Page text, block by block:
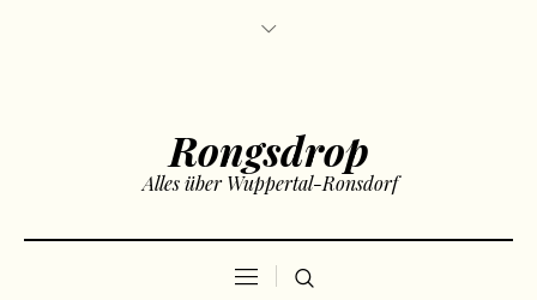
Rongsdrop
Alles über Wuppertal-Ronsdorf